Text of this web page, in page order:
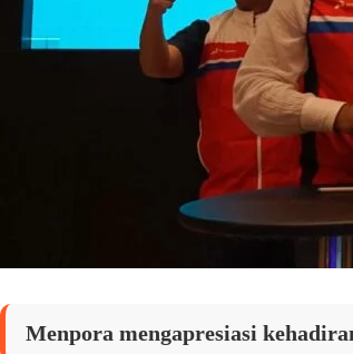
Menpora mengapresiasi